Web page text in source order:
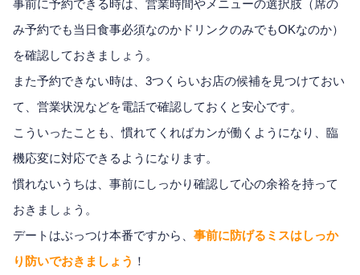
事前に予約できる時は、営業時間やメニューの選択肢（席の
み予約でも当日食事必須なのかドリンクのみでもOKなのか）
を確認しておきましょう。
また予約できない時は、3つくらいお店の候補を見つけておい
て、営業状況などを電話で確認しておくと安心です。
こういったことも、慣れてくればカンが働くようになり、臨
機応変に対応できるようになります。
慣れないうちは、事前にしっかり確認して心の余裕を持って
おきましょう。
デートはぶっつけ本番ですから、 事前に防げるミスはしっか
り防いでおきましょう ！